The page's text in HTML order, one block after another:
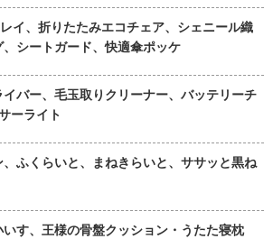
イ、折りたたみエコチェア、シェニール織
、シートガード、快適傘ポッケ
バー、毛玉取りクリーナー、バッテリーチ
ーライト
ふくらいと、まねきらいと、ササッと黒ね
す、王様の骨盤クッション・うたた寝枕